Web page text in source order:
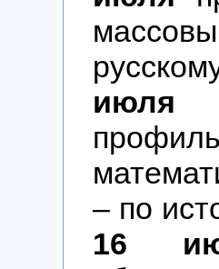
июля
– по
16